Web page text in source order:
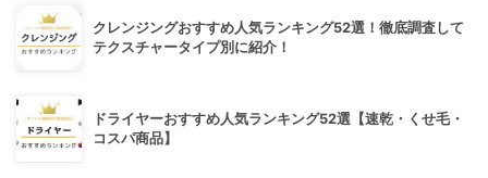
クレンジングおすすめ人気ランキング52選！徹底調査して
テクスチャータイプ別に紹介！
ドライヤーおすすめ人気ランキング52選【速乾・くせ毛・
コスパ商品】